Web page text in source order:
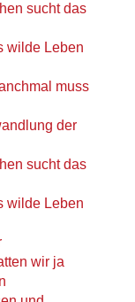
sucht das
wilde Leben
muss
der
sucht das
wilde Leben
wir ja